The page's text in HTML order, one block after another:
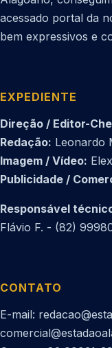
acessado portal da
bem expressivos e
EXPEDIENTE
Direção / Editor-
Redação: Leonardo
Imagem / Vídeo:
Publicidade /
Responsável
Flávio F. - (82)
CONTATO
E-mail: